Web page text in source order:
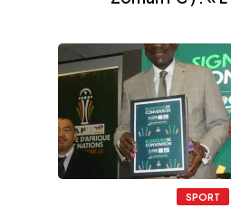
SPORT